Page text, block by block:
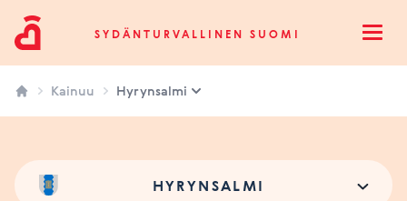
Sydänturvallinen SuomiSYDÄNTURVALLINEN SUOMI
Kainuu Hyrynsalmi
HYRYNSALMI